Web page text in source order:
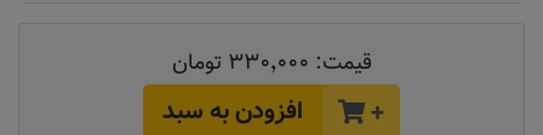
قیمت: ۳۳۰٬۰۰۰ تومان
+
افزودن به سبد